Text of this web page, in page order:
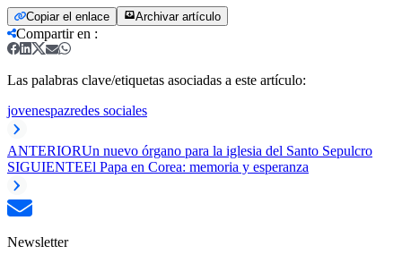
Copiar el enlace Archivar artículo
Compartir en :
Las palabras clave/etiquetas asociadas a este artículo:
jovenespazredes sociales
ANTERIORUn nuevo órgano para la iglesia del Santo Sepulcro
SIGUIENTEEl Papa en Corea: memoria y esperanza
Newsletter